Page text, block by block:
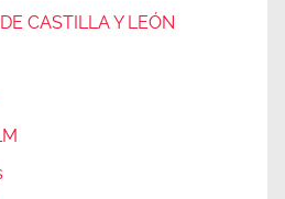
CASTILLA Y LEÓN